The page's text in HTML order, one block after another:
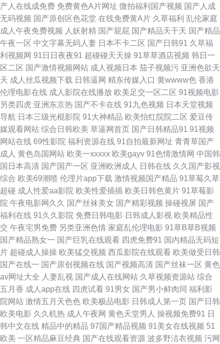
人妻人人 亚洲中文字幕在线一区 成人免费小视频在线看 久草福利资源网 日
日噜噜夜夜爽爽 中文字幕久荜一区 国产精品91网址 欧美国产一区二区 性爱
午夜影院 99热这里有精品 韩国成年的免费漫画 日本高清视频网址 亚洲一本
之道高清乱码 大香蕉伊人现现 玖玖热视频 深夜探花福利 51黑料偷拍 国产精
品一区二区三 欧美日韩亚洲精品一二 亚洲AV色片爱豆 aⅴ在天堂线 国语露脸
精品国产 日本动漫网站官网 夜色欧美一区二区三区 成人在线观看网址 另类
激情com 试看一分钟福利社 最新电影在线观看 国产熟女一区二区三 欧美在
线看片a免费观 亚洲精品制服丝袜综合 宝贝纠纠第一季 九九热WWww 日韓
精品歐 自由日本语热亚洲人 国产精品盗摄视频 欧美精品区 午夜影院307
999久久久成人A片精品免费看 韩国免费网站 日本一卡2卡3卡4卡免费观看
影院最新电影 电影在线观看免费 美女诱惑 天天日天天弄 91精品视频网站 国
产日韩欧美小视频 青春草免费视频播放 亚洲欧洲精品一区二区 成全影视大
全在线观看第13集 狼友视频 神通乡巴佬电影 最近最新中文字幕视频 国产精
品——色哟哟 欧美日韩中文字幕 亚洲国产精品一 俺去也色网 黄色视频免费
产人在线成免费 免费黄色A片网址 微拍福利国产视频 国产人成
无码视频 国产原创区色花堂 在线免费黄A片 久草福利 乱伦家庭
成人午夜免费视频 人妖射精 国产屁屁 国产精品天干天 国产精品
午夜一区 中文字幕无码人妻 日本不卡二区 国产日韩91 久草福
利视频网 91日日夜夜91 超碰碰天天操 91草草酒店视频 韩日一
区二区 国产激情视频网站 成人视频日本 茄子视频污 亚洲色欲天
天 成人丝瓜视频下载 日韩逼网 精东传媒入口 黄wwww色 香港
伦理电影在线 成人影院在线播放 欧美足交一区二区 91视频电影
另类四虎 亚洲东京热 国产不卡在线 91九色视频 日本天堂视频
导航 日本三级光棍影院 91大神精品 欧美怡红院院二区 爱豆传
媒观看网站 综合日韩欧美 草逼网首页 国产日韩精品91 91视频
网站在线 69性影院 福利资源在线 91自拍最新网址 青青草国产
成人 黄色岛国网站 欧美一xxxxx 欧美gayv 91色情激情网 中国韩
国日本高清 国产国产一区 亚洲欧洲成人 日韩在线 久久国产影视
综合 欧美69潮喷 伦理片app下载 激情视频国产精品 91草莓久草
超碰 成人性爱aa影院 欧美性爱插插 欧美日韩色黄片 91草莓影
院 午夜电影网久久 国产丝袜美女 国产精彩视频 操碰视屏 国产
福利在线 91久久影院 免费日韩电影 日韩成人影视 欧美精品性
交 午夜宅男免费 另类亚洲色情 家庭乱伦理电影 91草B草B视频
国产精品熟女一 国产巨乳在线观看 四虎免费91 国内精品无码短
片 超碰成人操操 欧美猛交视频 西瓜影院在线观看 欧美做受日韩
国产在线一 国产原创视频在线 国产视频高清 国产丝袜一区 黄色
av网址大全 人妻乱视 国产成人在线网站 久草视频资源站 综合
五月香 成人app在线 四虎试看 91男女 国产男小鲜肉同 福利影
院网站 激情五月天色色 欧美极品电影 日韩成人第一页 国产日韩
欧美电影 久久机热 成人午夜网 黄色天堂男人 操视频免费91 日
韩中文在线 精品中的精品 97国产精品视频 91美女在线视频 51
欧美 一区精品麻豆经典 国产在线观看资源 波多野洁衣视频 污网